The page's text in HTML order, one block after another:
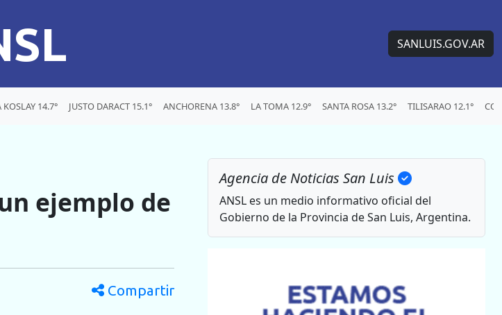
SANLUIS.GOV.AR
KOSLAY 14.7° JUSTO DARACT 15.1° ANCHORENA 13.8° LA TOMA 12.9° SANTA ROSA 13.2° TILISARAO 12.1°
ejemplo de
Compartir
Agencia de Noticias San Luis
ANSL es un medio informativo oficial del
Gobierno de la Provincia de San Luis, Argentina.